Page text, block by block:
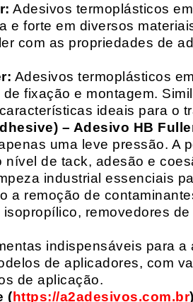
Adesivos termoplásticos
e forte em diversos
com as propriedades de
Adesivos termoplásticos
fixação e montagem.
ideais para o
– Adesivo HB
uma leve pressão. A
de tack, adesão e
industrial essenciais
a remoção de
removedores
indispensáveis para
de aplicadores, com
de aplicação.
(https://a2adesivos.com.br